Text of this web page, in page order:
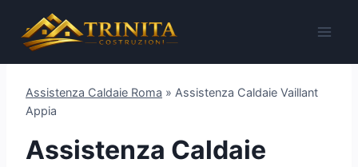
contenuto
Assistenza Caldaie Roma » Assistenza Caldaie Vaillant
Appia
Assistenza Caldaie